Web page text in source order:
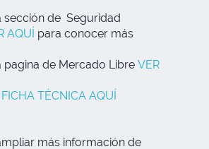
sección de Seguridad
AQUÍ para conocer más
pagina de Mercado Libre VER
TÉCNICA AQUÍ
más información de